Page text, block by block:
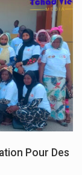
Pour Des